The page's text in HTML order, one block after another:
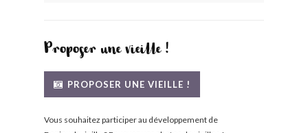
COMMENT FONCTIONNE BLV ?
Proposer une vieille !
PROPOSER UNE VIEILLE !
Vous souhaitez participer au développement de